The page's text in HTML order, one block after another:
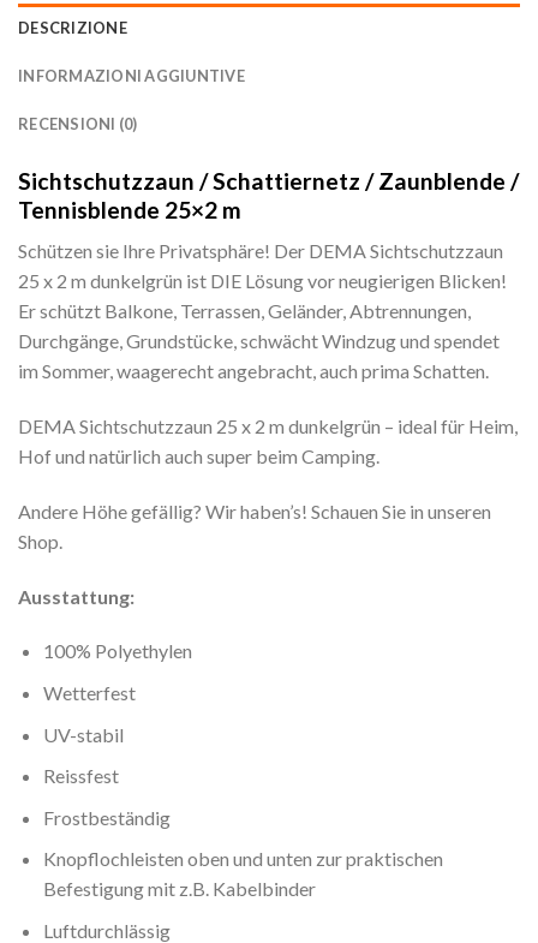
DESCRIZIONE
INFORMAZIONI AGGIUNTIVE
RECENSIONI (0)
Sichtschutzzaun / Schattiernetz / Zaunblende /
Tennisblende 25×2 m
Schützen sie Ihre Privatsphäre! Der DEMA Sichtschutzzaun
25 x 2 m dunkelgrün ist DIE Lösung vor neugierigen Blicken!
Er schützt Balkone, Terrassen, Geländer, Abtrennungen,
Durchgänge, Grundstücke, schwächt Windzug und spendet
im Sommer, waagerecht angebracht, auch prima Schatten.
DEMA Sichtschutzzaun 25 x 2 m dunkelgrün – ideal für Heim,
Hof und natürlich auch super beim Camping.
Andere Höhe gefällig? Wir haben’s! Schauen Sie in unseren
Shop.
Ausstattung:
100% Polyethylen
Wetterfest
UV-stabil
Reissfest
Frostbeständig
Knopflochleisten oben und unten zur praktischen
Befestigung mit z.B. Kabelbinder
Luftdurchlässig